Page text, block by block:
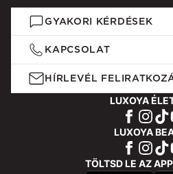
GYAKORI KÉRDÉSEK
KAPCSOLAT
HÍRLEVÉL
LUXOYA
LUXOYA
TÖLTSD LE AZ